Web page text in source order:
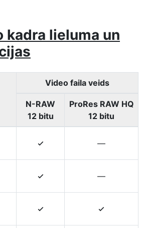
kadra lieluma un
Video faila veids
N-RAW
12 bitu
ProRes RAW HQ
12 bitu
4 —
4 —
4 4